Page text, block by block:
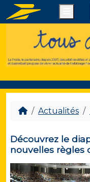
Actualités
Découvrez le
nouvelles règles